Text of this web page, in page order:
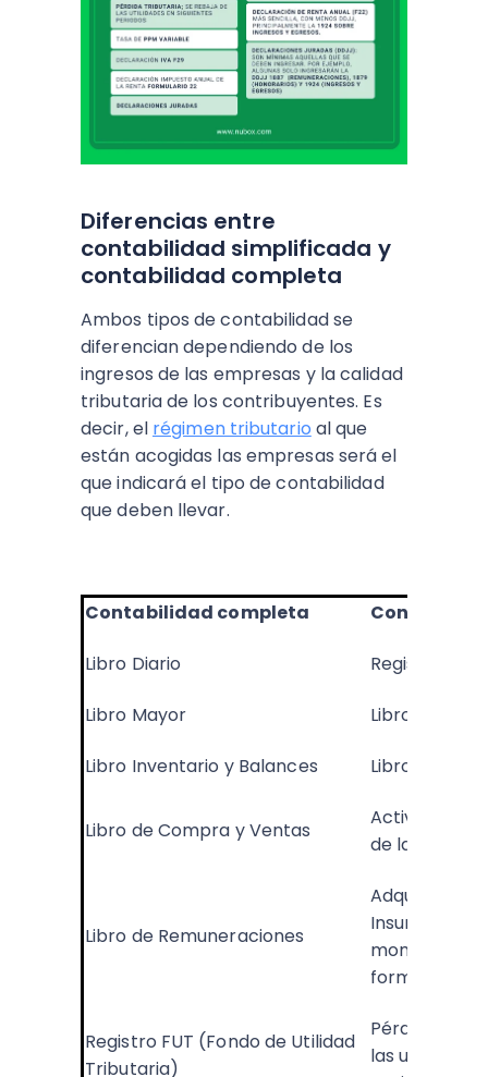
Diferencias entre
contabilidad simplificada y
contabilidad completa
Ambos tipos de contabilidad se
diferencian dependiendo de los
ingresos de las empresas y la calidad
tributaria de los contribuyentes. Es
decir, el régimen tributario al que
están acogidas las empresas será el
que indicará el tipo de contabilidad
que deben llevar.
Contabilidad completa
Libro Diario Registro de
Libro Mayor Libro de
Libro Inventario y Balances Libro de
Libro de Compra y Ventas
Activo Fijo:
de la compra
Libro de Remuneraciones
Adquisición
Insumos,
momento
forma
Registro FUT (Fondo de Utilidad
Tributaria)
Pérdida
las utilidades